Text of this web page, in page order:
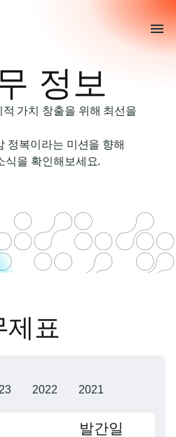
정보
가치 창출을 위해 최선을
정복이라는 미션을 향해
식을 확인해보세요.
제표
2022 2021
발간일